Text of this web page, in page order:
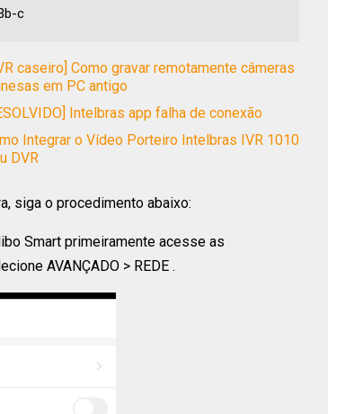
c
caseiro] Como gravar remotamente câmeras
em PC antigo
Intelbras app falha de conexão
Integrar o Vídeo Porteiro Intelbras IVR 1010
DVR
siga o procedimento abaixo:
Smart primeiramente acesse as
AVANÇADO > REDE .